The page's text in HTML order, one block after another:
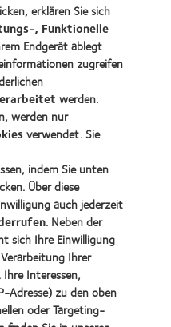
Sucheerklären Sie sich
, Funktionelle
Endgerät ablegt
zugreifen
werden.
werden nur
verwendet. Sie
indem Sie unten
Über diese
auch jederzeit
. Neben der
sich Ihre Einwilligung
Ihrer
Interessen,
Adresse) zu den oben
oder Targeting-